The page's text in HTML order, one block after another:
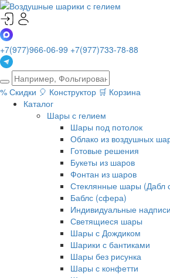
+7(977)966-06-99 +7(977)733-78-88
% Скидки 🎈 Конструктор 🛒 Корзина
Каталог
Шары с гелием
Шары под потолок
Облако из воздушных
Готовые решения
Букеты из шаров
Фонтан из шаров
Стеклянные шары (Дабл
Баблс (сфера)
Индивидуальные надписи
Светящиеся шары
Шары с Дождиком
Шарики с бантиками
Шары без рисунка
Шары с конфетти